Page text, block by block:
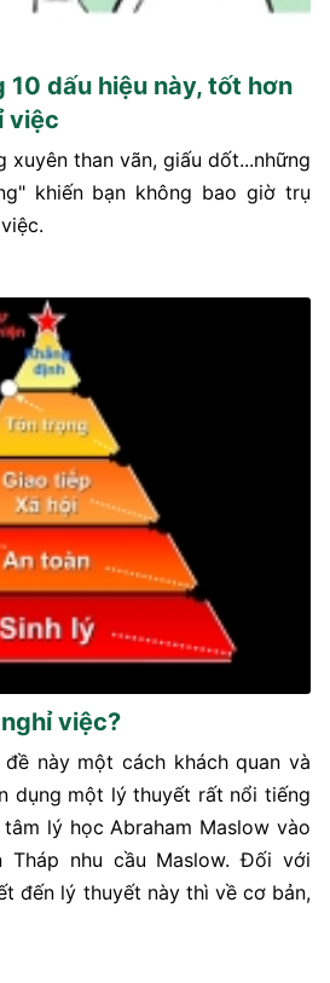
10 dấu hiệu này, tốt hơn
việc
xuyên than vãn, giấu dốt...những
khiến bạn không bao giờ trụ
việc?
này một cách khách quan và
dụng một lý thuyết rất nổi tiếng
lý học Abraham Maslow vào
Tháp nhu cầu Maslow. Đối với
đến lý thuyết này thì về cơ bản,